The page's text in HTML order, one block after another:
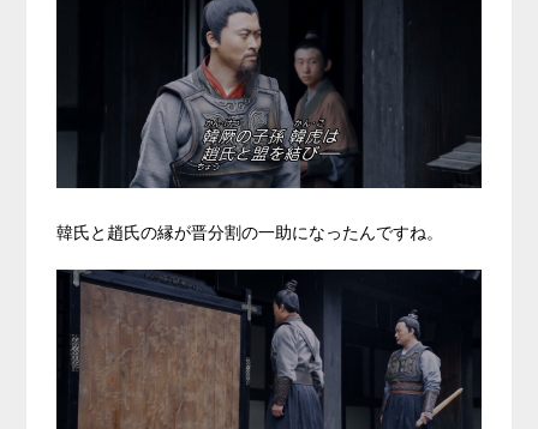
韓氏と趙氏の縁が晋分割の一助になったんですね。